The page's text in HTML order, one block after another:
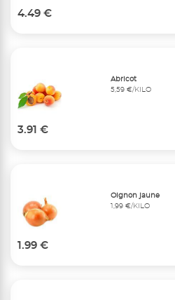
4.49 €
Abricot
5,59 €/KILO
3.91 €
Oignon jaune
1,99 €/KILO
1.99 €